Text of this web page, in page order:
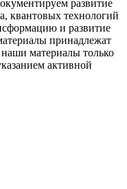
развитие
квантовых технологий
и развитие
принадлежат
материалы только
активной